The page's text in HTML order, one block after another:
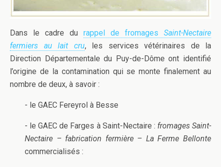
Dans le cadre du rappel de fromages Saint-Nectaire
fermiers au lait cru, les services vétérinaires de la
Direction Départementale du Puy-de-Dôme ont identifié
l’origine de la contamination qui se monte finalement au
nombre de deux, à savoir :
- le GAEC Fereyrol à Besse
- le GAEC de Farges à Saint-Nectaire : fromages Saint-
Nectaire – fabrication fermière – La Ferme Bellonte
commercialisés :